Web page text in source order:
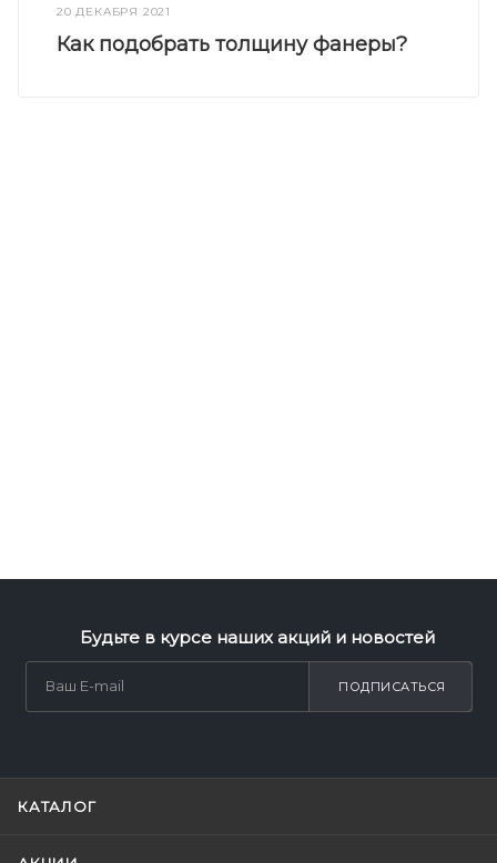
20 ДЕКАБРЯ 2021
Как подобрать толщину фанеры?
Будьте в курсе наших акций и новостей
ПОДПИСАТЬСЯ
КАТАЛОГ